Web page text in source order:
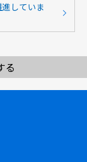
していま
る